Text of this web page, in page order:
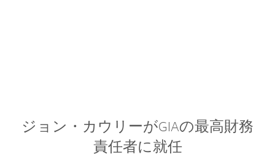
ジョン・カウリーがGIAの最高財務
責任者に就任